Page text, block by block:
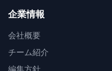
企業情報
会社概要
チーム紹介